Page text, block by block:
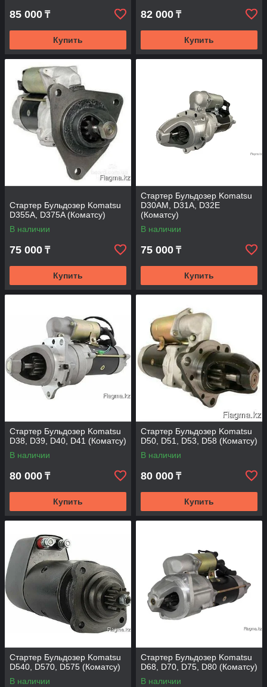
85 000 ₸
Купить
82 000 ₸
Купить
Стартер Бульдозер Komatsu
D355A, D375A (Коматсу)
В наличии
75 000 ₸
Купить
Стартер Бульдозер Komatsu
D30AM, D31A, D32E
(Коматсу)
В наличии
75 000 ₸
Купить
Стартер Бульдозер Komatsu
D38, D39, D40, D41 (Коматсу)
В наличии
80 000 ₸
Купить
Стартер Бульдозер Komatsu
D50, D51, D53, D58 (Коматсу)
В наличии
80 000 ₸
Купить
Стартер Бульдозер Komatsu
D540, D570, D575 (Коматсу)
В наличии
Стартер Бульдозер Komatsu
D68, D70, D75, D80 (Коматсу)
В наличии